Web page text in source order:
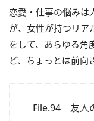
恋愛・仕事の悩みは
が、女性が持つリア
をして、あらゆる角
ど、ちょっとは前向
File.94 友人